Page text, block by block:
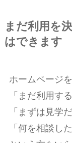
まだ利用を
はできます
ホームページ
「まだ利用す
「まずは見学
「何を相談し